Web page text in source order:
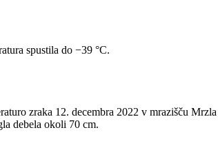
spustila do −39 °C.
zraka 12. decembra 2022 v mrazišču
debela okoli 70 cm.